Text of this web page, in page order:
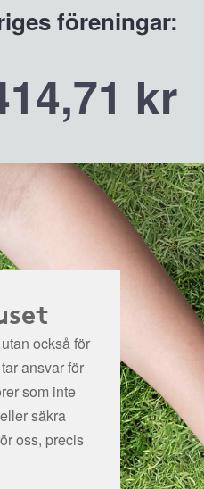
föreningar:
kr
också för
ansvar för
som inte
säkra
oss, precis